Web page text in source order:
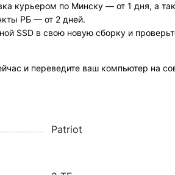
курьером по Минску — от 1 дня, а
РБ — от 2 дней.
SSD в свою новую сборку и
и переведите ваш компьютер на
Patriot